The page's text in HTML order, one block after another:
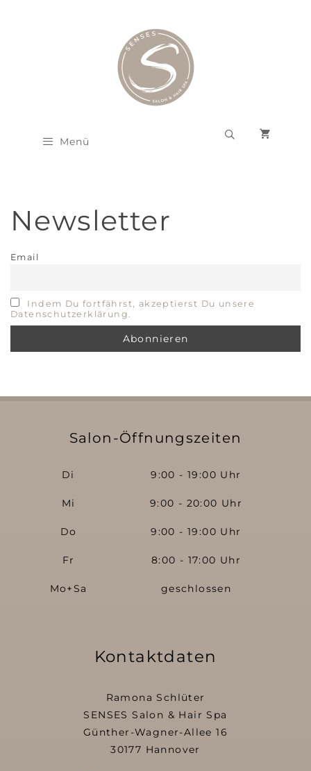
Menü
Newsletter
Email
Indem Du fortfährst, akzeptierst Du unsere
Datenschutzerklärung.
Salon-Öffnungszeiten
Di 9:00 - 19:00 Uhr
Mi 9:00 - 20:00 Uhr
Do 9:00 - 19:00 Uhr
Fr 8:00 - 17:00 Uhr
Mo+Sa geschlossen
Kontaktdaten
Ramona Schlüter
SENSES Salon & Hair Spa
Günther-Wagner-Allee 16
30177 Hannover